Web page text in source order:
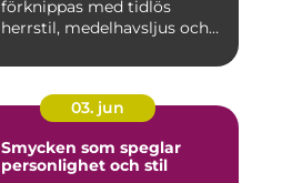
förknippas med tidlös
herrstil, medelhavsljus och
03. jun
Smycken som speglar
personlighet och stil